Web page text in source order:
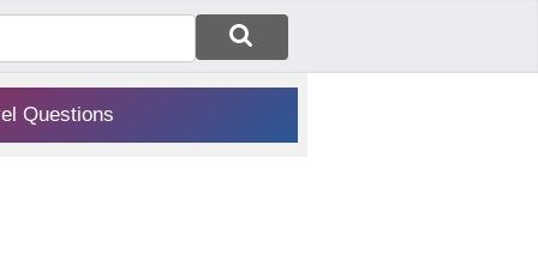
Questions